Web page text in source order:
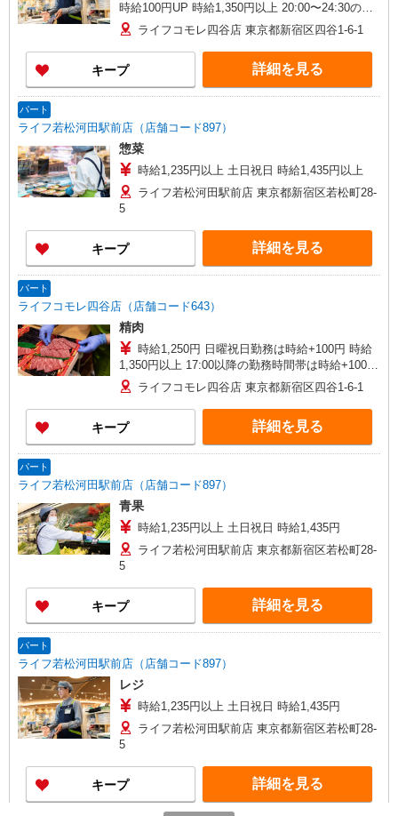
時給100円UP 時給1,350円以上 20:00〜24:30の間
のご勤務は時給200円UP 時給1,450円以上 更に
22:00以降のご勤務は時給25%割り増しの 時給
1,760円以上 日曜祝日のご出勤は全ての時間帯で
時給100円UP 時給1,350円以上 お仕事を覚えてい
くと、時給UP！＋賞与支給！ 標準的昇級スピー
プで最大時給200円UP！
ライフコモレ四谷店 東京都新宿区四谷1-6-1
キープ 詳細を見る
パート
ライフ若松河田駅前店（店舗コード897）
惣菜
時給1,235円以上 土日祝日 時給1,435円以上
ライフ若松河田駅前店 東京都新宿区若松町28-
5
キープ 詳細を見る
パート
ライフコモレ四谷店（店舗コード643）
精肉
時給1,250円 日曜祝日勤務は時給+100円 時給
1,350円以上 17:00以降の勤務時間帯は時給+100
時給1,350円以上 お仕事を覚えていくと、時給
UP！＋賞与支給！ 標準的昇級スピード(約1年半)
で時給45円UP！ さらにキャリアアップで最大時
給200円UP！
ライフコモレ四谷店 東京都新宿区四谷1-6-1
キープ 詳細を見る
パート
ライフ若松河田駅前店（店舗コード897）
青果
時給1,235円以上 土日祝日 時給1,435円
ライフ若松河田駅前店 東京都新宿区若松町28-
5
キープ 詳細を見る
パート
ライフ若松河田駅前店（店舗コード897）
レジ
時給1,235円以上 土日祝日 時給1,435円
ライフ若松河田駅前店 東京都新宿区若松町28-
5
キープ 詳細を見る